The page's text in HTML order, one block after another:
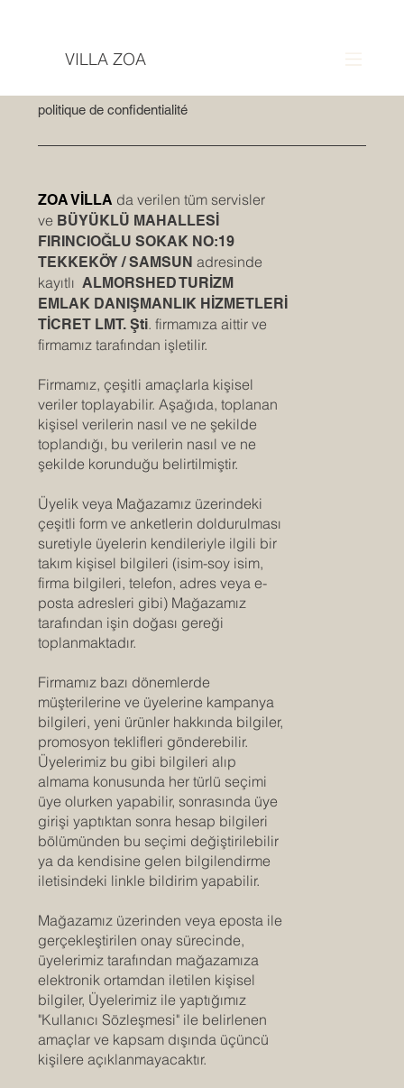
VILLA ZOA
politique de confidentialité
ZOA VİLLA da verilen tüm servisler
ve BÜYÜKLÜ MAHALLESİ
FIRINCIOĞLU SOKAK NO:19
TEKKEKÖY / SAMSUN adresinde
kayıtlıALMORSHED TURİZM
EMLAK DANIŞMANLIK HİZMETLERİ
TİCRET LMT. Şti. firmamıza aittir ve
firmamız tarafından işletilir.
Firmamız, çeşitli amaçlarla kişisel
veriler toplayabilir. Aşağıda, toplanan
kişisel verilerin nasıl ve ne şekilde
toplandığı, bu verilerin nasıl ve ne
şekilde korunduğu belirtilmiştir.
Üyelik veya Mağazamız üzerindeki
çeşitli form ve anketlerin doldurulması
suretiyle üyelerin kendileriyle ilgili bir
takım kişisel bilgileri (isim-soy isim,
firma bilgileri, telefon, adres veya e-
posta adresleri gibi) Mağazamız
tarafından işin doğası gereği
toplanmaktadır.
Firmamız bazı dönemlerde
müşterilerine ve üyelerine kampanya
bilgileri, yeni ürünler hakkında bilgiler,
promosyon teklifleri gönderebilir.
Üyelerimiz bu gibi bilgileri alıp
almama konusunda her türlü seçimi
üye olurken yapabilir, sonrasında üye
girişi yaptıktan sonra hesap bilgileri
bölümünden bu seçimi değiştirilebilir
ya da kendisine gelen bilgilendirme
iletisindeki linkle bildirim yapabilir.
Mağazamız üzerinden veya eposta ile
gerçekleştirilen onay sürecinde,
üyelerimiz tarafından mağazamıza
elektronik ortamdan iletilen kişisel
bilgiler, Üyelerimiz ile yaptığımız
"Kullanıcı Sözleşmesi" ile belirlenen
amaçlar ve kapsam dışında üçüncü
kişilere açıklanmayacaktır.